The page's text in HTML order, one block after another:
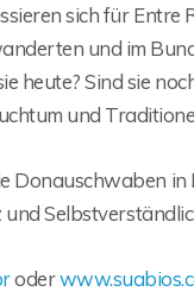
sich für
und im
heute? Sind sie
und
Donauschwaben
oder